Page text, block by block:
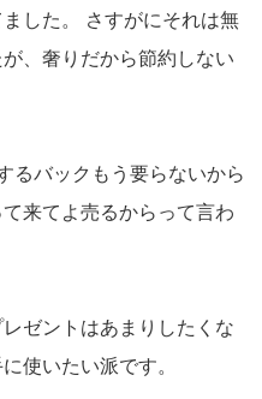
した。 さすがにそれは無
、奢りだから節約しない
るバックもう要らないから
来てよ売るからって言わ
ゼントはあまりしたくな
使いたい派です。